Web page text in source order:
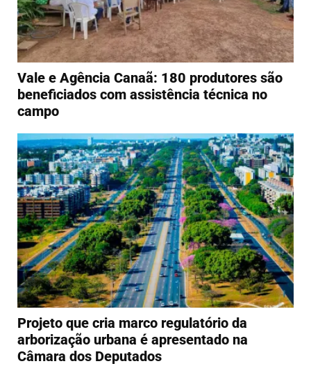
Vale e Agência Canaã: 180 produtores são
beneficiados com assistência técnica no
campo
Projeto que cria marco regulatório da
arborização urbana é apresentado na
Câmara dos Deputados